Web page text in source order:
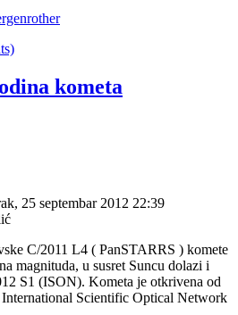
kometa
25 septembar 2012 22:39
C/2011 L4 ( PanSTARRS ) komete
magnituda, u susret Suncu dolazi i
S1 (ISON). Kometa je otkrivena od
Scientific Optical Network